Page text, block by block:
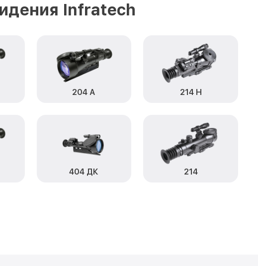
и других
404 ДР Infratech Заказать
ДР Infratech Заказать
Infratech Заказать
Заказать
ДР Infratech Заказать
404 ДР Infratech
Infratech
204 А 214 Н
404 ДК 214